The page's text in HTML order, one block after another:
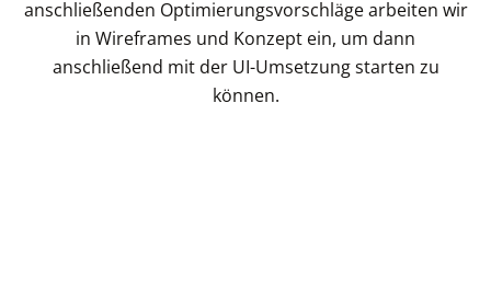
anschließenden Optimierungsvorschläge arbeiten wir
in Wireframes und Konzept ein, um dann
anschließend mit der UI-Umsetzung starten zu
können.